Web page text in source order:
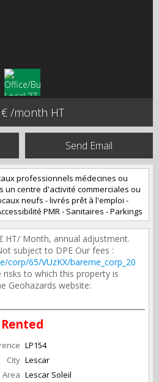
/month HT
Send Email
professionnels médecines ou
centre d'activité commerciales ou
neufs - livrés prêt à l'emploi -
PMR - Sanitaires - Parkings
HT/ Month, annual adjustment.
subject to DPE Our fees :
65/VUzKX/bareme_corp_20
to which this property is
Geohazards website:
Rented
LP154
City Lescar
Area Lescar Soleil